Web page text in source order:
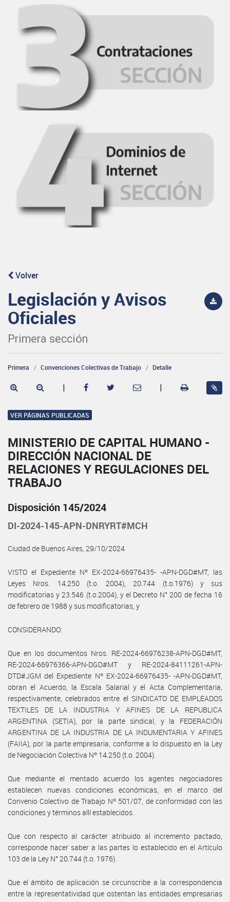
Volver
Legislación y Avisos
Oficiales
Primera sección
Primera Convenciones Colectivas de Trabajo Detalle
| |
VER PÁGINAS PUBLICADAS
MINISTERIO DE CAPITAL HUMANO -
DIRECCIÓN NACIONAL DE
RELACIONES Y REGULACIONES DEL
TRABAJO
Disposición 145/2024
DI-2024-145-APN-DNRYRT#MCH
Ciudad de Buenos Aires, 29/10/2024
VISTO el Expediente Nº EX-2024-66976435- -APN-DGD#MT, las
Leyes Nros. 14.250 (t.o. 2004), 20.744 (t.o.1976) y sus
modificatorias y 23.546 (t.o.2004), y el Decreto N° 200 de fecha 16
de febrero de 1988 y sus modificatorias, y
CONSIDERANDO:
Que en los documentos Nros. RE-2024-66976238-APN-DGD#MT,
RE-2024-66976366-APN-DGD#MT y RE-2024-84111261-APN-
DTD#JGM del Expediente Nº EX-2024-66976435- -APN-DGD#MT,
obran el Acuerdo, la Escala Salarial y el Acta Complementaria,
respectivamente, celebrados entre el SINDICATO DE EMPLEADOS
TEXTILES DE LA INDUSTRIA Y AFINES DE LA REPUBLICA
ARGENTINA (SETIA), por la parte sindical, y la FEDERACIÓN
ARGENTINA DE LA INDUSTRIA DE LA INDUMENTARIA Y AFINES
(FAIIA), por la parte empresaria, conforme a lo dispuesto en la Ley
de Negociación Colectiva Nº 14.250 (t.o. 2004).
Que mediante el mentado acuerdo los agentes negociadores
establecen nuevas condiciones económicas, en el marco del
Convenio Colectivo de Trabajo Nº 501/07, de conformidad con las
condiciones y términos allí establecidos.
Que con respecto al carácter atribuido al incremento pactado,
corresponde hacer saber a las partes lo establecido en el Artículo
103 de la Ley N° 20.744 (t.o. 1976).
Que el ámbito de aplicación se circunscribe a la correspondencia
entre la representatividad que ostentan las entidades empresarias